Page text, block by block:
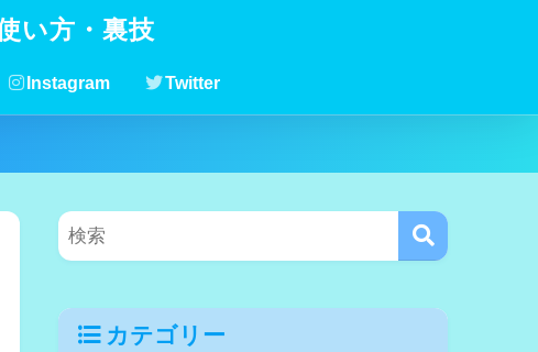
い方・裏技
Instagram Twitter
カテゴリー